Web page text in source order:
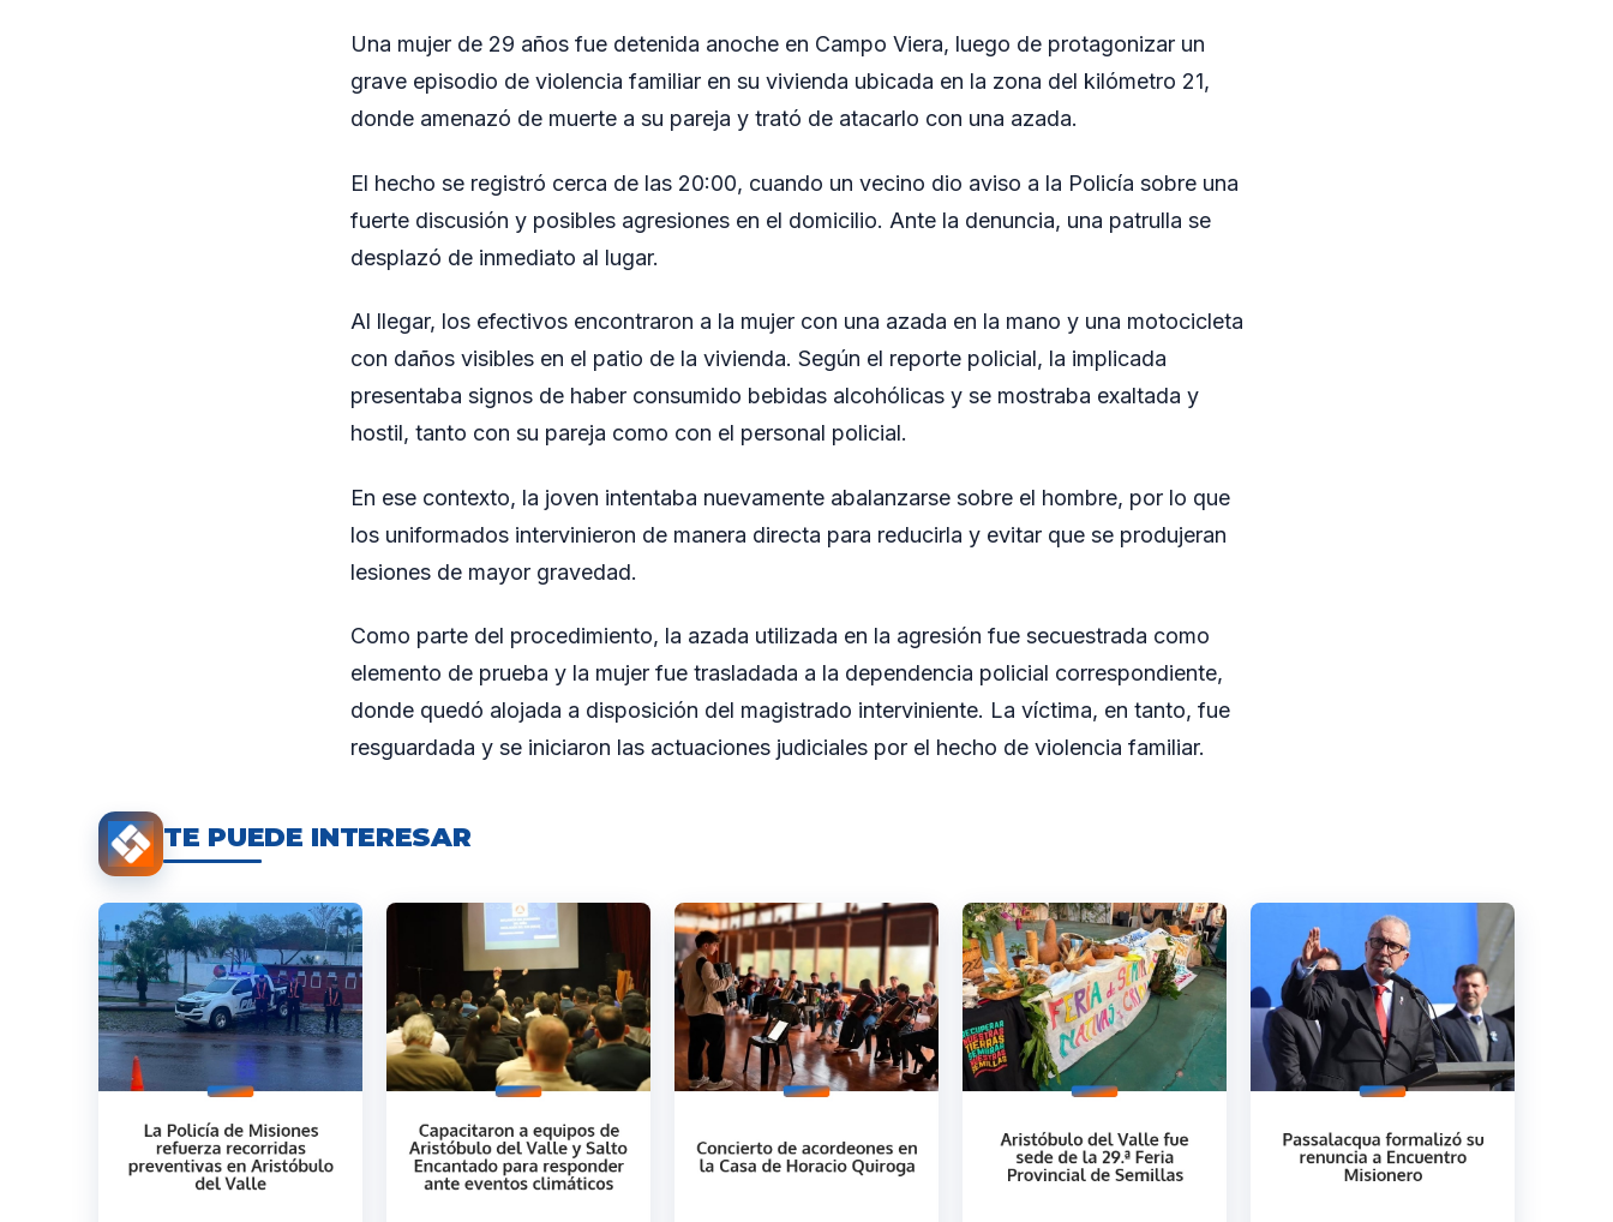
Una mujer de 29 años fue detenida anoche en Campo Viera, luego de protagonizar un
grave episodio de violencia familiar en su vivienda ubicada en la zona del kilómetro 21,
donde amenazó de muerte a su pareja y trató de atacarlo con una azada.
El hecho se registró cerca de las 20:00, cuando un vecino dio aviso a la Policía sobre una
fuerte discusión y posibles agresiones en el domicilio. Ante la denuncia, una patrulla se
desplazó de inmediato al lugar.
Al llegar, los efectivos encontraron a la mujer con una azada en la mano y una motocicleta
con daños visibles en el patio de la vivienda. Según el reporte policial, la implicada
presentaba signos de haber consumido bebidas alcohólicas y se mostraba exaltada y
hostil, tanto con su pareja como con el personal policial.
En ese contexto, la joven intentaba nuevamente abalanzarse sobre el hombre, por lo que
los uniformados intervinieron de manera directa para reducirla y evitar que se produjeran
lesiones de mayor gravedad.
Como parte del procedimiento, la azada utilizada en la agresión fue secuestrada como
elemento de prueba y la mujer fue trasladada a la dependencia policial correspondiente,
donde quedó alojada a disposición del magistrado interviniente. La víctima, en tanto, fue
resguardada y se iniciaron las actuaciones judiciales por el hecho de violencia familiar.
TE PUEDE INTERESAR